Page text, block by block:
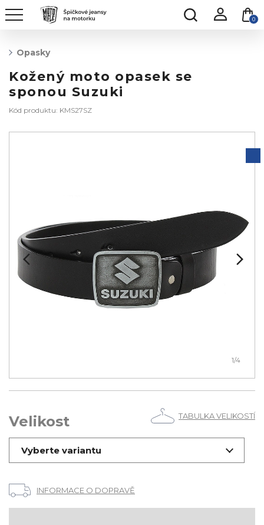
0
Opasky
Kožený moto opasek se
sponou Suzuki
Kód produktu: KMS27SZ
1/4
Velikost TABULKA VELIKOSTÍ
Vyberte variantu
INFORMACE O DOPRAVĚ